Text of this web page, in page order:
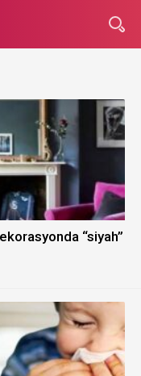
“siyah”